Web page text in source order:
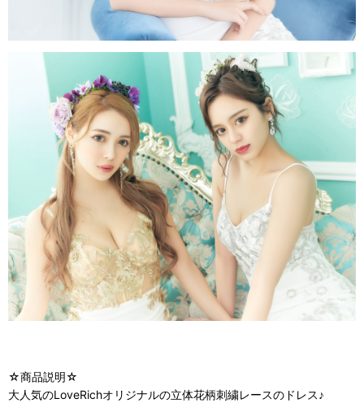
☆商品説明☆
大人気のLoveRichオリジナルの立体花柄刺繍レースのドレス♪